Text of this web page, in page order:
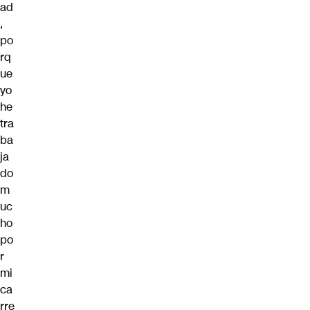
ad
,
po
rq
ue
yo
he
tra
ba
ja
do
m
uc
ho
po
r
mi
ca
rre